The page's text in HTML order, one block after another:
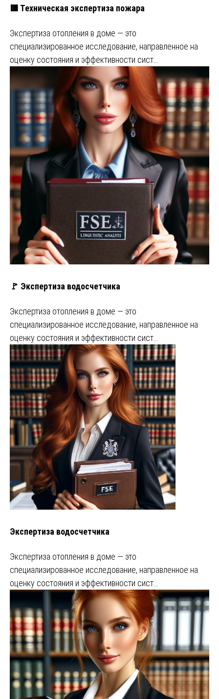
🟥 Техническая экспертиза пожара
Экспертиза отопления в доме — это
специализированное исследование, направленное на
оценку состояния и эффективности сист…
🚩 Экспертиза водосчетчика
Экспертиза отопления в доме — это
специализированное исследование, направленное на
оценку состояния и эффективности сист…
Экспертиза водосчетчика
Экспертиза отопления в доме — это
специализированное исследование, направленное на
оценку состояния и эффективности сист…